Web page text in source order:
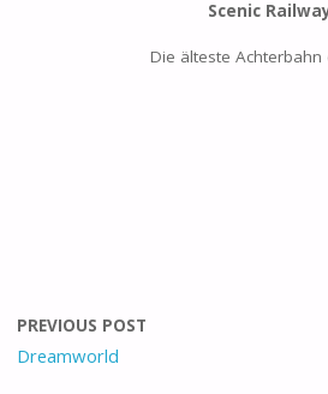
Scenic
Die älteste Achterbahn
PREVIOUS POST
Dreamworld